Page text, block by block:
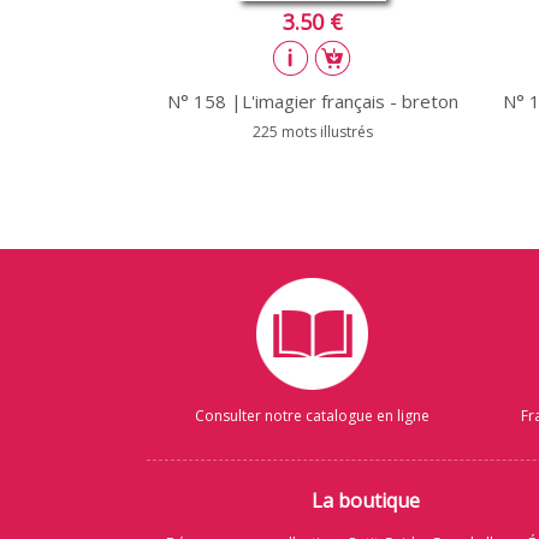
3.50 €
N° 158 |L'imagier français - breton
225 mots illustrés
N°
Consulter notre catalogue en ligne
La boutique